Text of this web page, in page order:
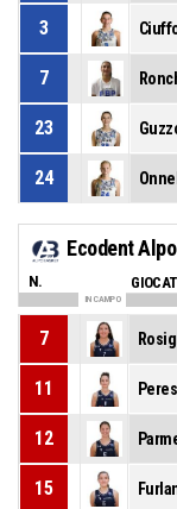
3
7
23
24
Ecodent Alpo
N.
IN CAMPO
7
11
12
15